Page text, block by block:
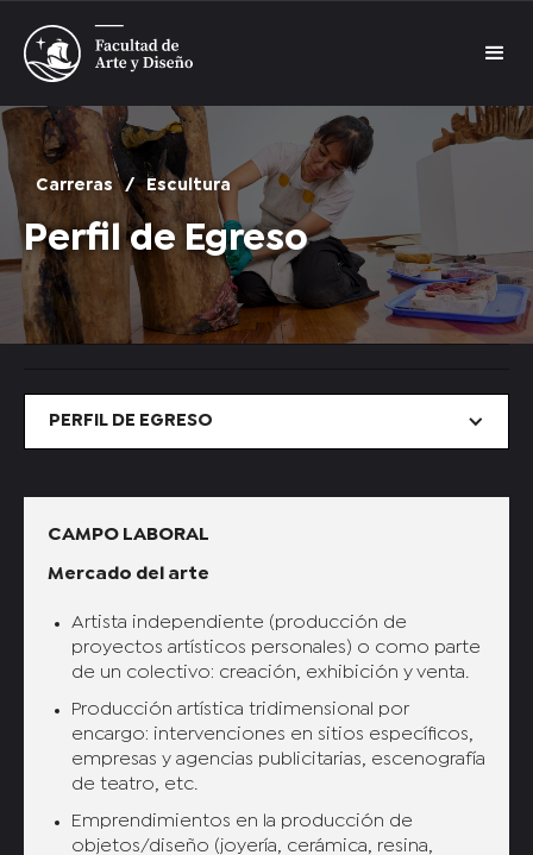
Carreras / Escultura
Perfil de Egreso
CAMPO LABORAL
Mercado del arte
Artista independiente (producción de
proyectos artísticos personales) o como parte
de un colectivo: creación, exhibición y venta.
Producción artística tridimensional por
encargo: intervenciones en sitios específicos,
empresas y agencias publicitarias, escenografía
de teatro, etc.
Emprendimientos en la producción de
objetos/diseño (joyería, cerámica, resina,
PERFIL DE EGRESO